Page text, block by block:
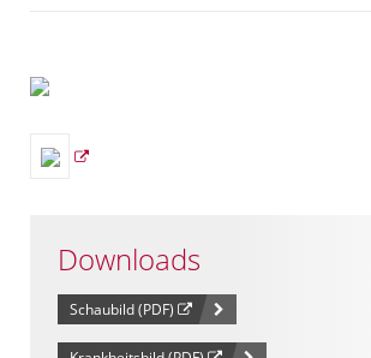
Downloads
Schaubild (PDF)